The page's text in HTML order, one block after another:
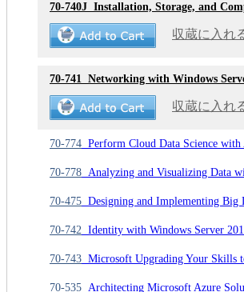
70-740J Installation, Storage, and
収蔵に入れ
70-741 Networking with Windows
収蔵に入れ
70-774 Perform Cloud Data Science
70-778 Analyzing and Visualizing Data
70-475 Designing and Implementing Big
70-742 Identity with Windows Server
70-743 Microsoft Upgrading Your Skills
70-535 Architecting Microsoft Azure